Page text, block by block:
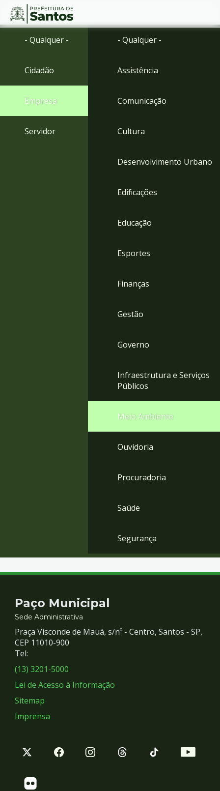
Ir
Ir
menu
Conteúdo
- Qualquer -
Cidadão
Empresa
Servidor
- Qualquer -
Assistência
Comunicação
Cultura
Desenvolvimento Urbano
Edificações
Educação
Esportes
Finanças
Gestão
Governo
Infraestrutura e Serviços
Públicos
Meio Ambiente
Ouvidoria
Procuradoria
Saúde
Segurança
Contato
e
Redes
Sociais
Paço Municipal
Sede Administrativa
Praça Visconde de Mauá, s/nº - Centro, Santos - SP,
CEP 11010-900
Tel:
(13) 3201-5000
Lei de Acesso à Informação
Sitemap
Imprensa